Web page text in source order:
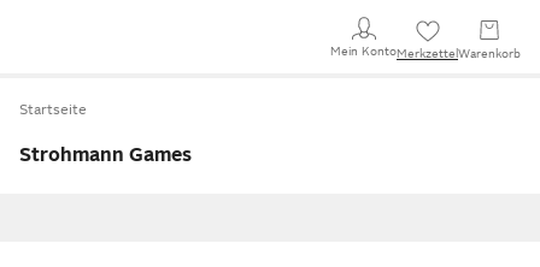
Mein KontoMerkzettel Warenkorb
Startseite
Strohmann Games